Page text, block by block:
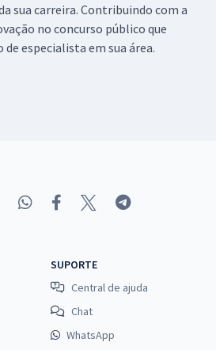
sua carreira. Contribuindo com a
no concurso público que
especialista em sua área.
SUPORTE
Central de ajuda
Chat
WhatsApp